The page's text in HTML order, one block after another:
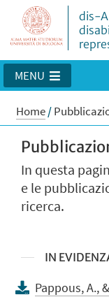
dis-
MENU
Home/
In questa
e le
ricerca.
IN
Pappous, A.,